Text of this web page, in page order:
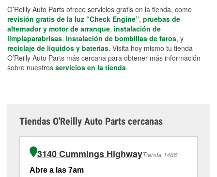
O’Reilly Auto Parts ofrece servicios gratis en la tienda, como
revisión gratis de la luz “Check Engine”, pruebas de
alternador y motor de arranque, instalación de
limpiaparabrisas, instalación de bombillas de faros, y
reciclaje de líquidos y baterías. Visita hoy mismo tu tienda
O’Reilly Auto Parts más cercana para obtener más información
sobre nuestros servicios en la tienda.
Tiendas O'Reilly Auto Parts cercanas
3140 Cummings HighwayTienda 1486
Abre a las 7am